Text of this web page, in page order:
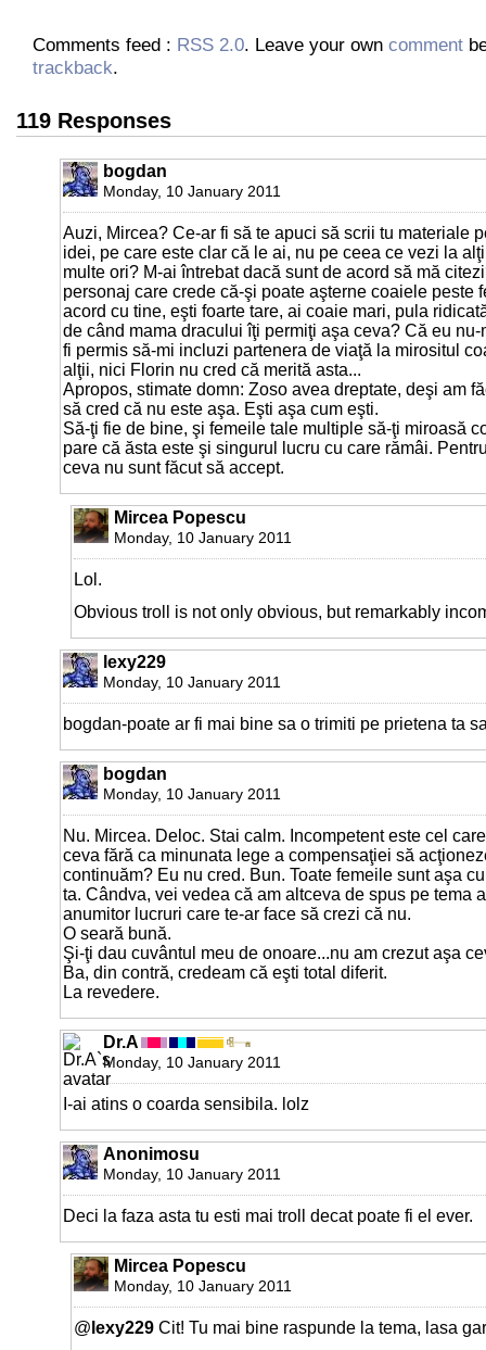
Comments feed : RSS 2.0. Leave your own comment
trackback.
119 Responses
bogdan
Monday, 10 January 2011
Auzi, Mircea? Ce-ar fi să te apuci să scrii tu materiale
idei, pe care este clar că le ai, nu pe ceea ce vezi la
multe ori? M-ai întrebat dacă sunt de acord să mă
personaj care crede că-şi poate aşterne coaiele peste
acord cu tine, eşti foarte tare, ai coaie mari, pula
de când mama dracului îţi permiţi aşa ceva? Că eu
fi permis să-mi incluzi partenera de viaţă la mirositul
alţii, nici Florin nu cred că merită asta...
Apropos, stimate domn: Zoso avea dreptate, deşi am
să cred că nu este aşa. Eşti aşa cum eşti.
Să-ţi fie de bine, şi femeile tale multiple să-ţi miroasă
pare că ăsta este şi singurul lucru cu care rămâi.
ceva nu sunt făcut să accept.
Mircea Popescu
Monday, 10 January 2011
Lol.
Obvious troll is not only obvious, but remarkably
lexy229
Monday, 10 January 2011
bogdan-poate ar fi mai bine sa o trimiti pe prietena ta
bogdan
Monday, 10 January 2011
Nu. Mircea. Deloc. Stai calm. Incompetent este cel
ceva fără ca minunata lege a compensaţiei să
continuăm? Eu nu cred. Bun. Toate femeile sunt aşa
ta. Cândva, vei vedea că am altceva de spus pe tema
anumitor lucruri care te-ar face să crezi că nu.
O seară bună.
Şi-ţi dau cuvântul meu de onoare...nu am crezut aşa
Ba, din contră, credeam că eşti total diferit.
La revedere.
Dr.A
Monday, 10 January 2011
I-ai atins o coarda sensibila. lolz
Anonimosu
Monday, 10 January 2011
Deci la faza asta tu esti mai troll decat poate fi el ever.
Mircea Popescu
Monday, 10 January 2011
@ lexy229 Cit! Tu mai bine raspunde la tema, lasa